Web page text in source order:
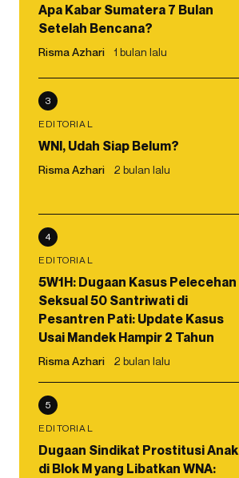
Apa Kabar Sumatera 7 Bulan
Setelah Bencana?
Risma Azhari 1 bulan lalu
3
EDITORIAL
WNI, Udah Siap Belum?
Risma Azhari 2 bulan lalu
4
EDITORIAL
5W1H: Dugaan Kasus Pelecehan
Seksual 50 Santriwati di
Pesantren Pati: Update Kasus
Usai Mandek Hampir 2 Tahun
Risma Azhari 2 bulan lalu
5
EDITORIAL
Dugaan Sindikat Prostitusi Anak
di Blok M yang Libatkan WNA: